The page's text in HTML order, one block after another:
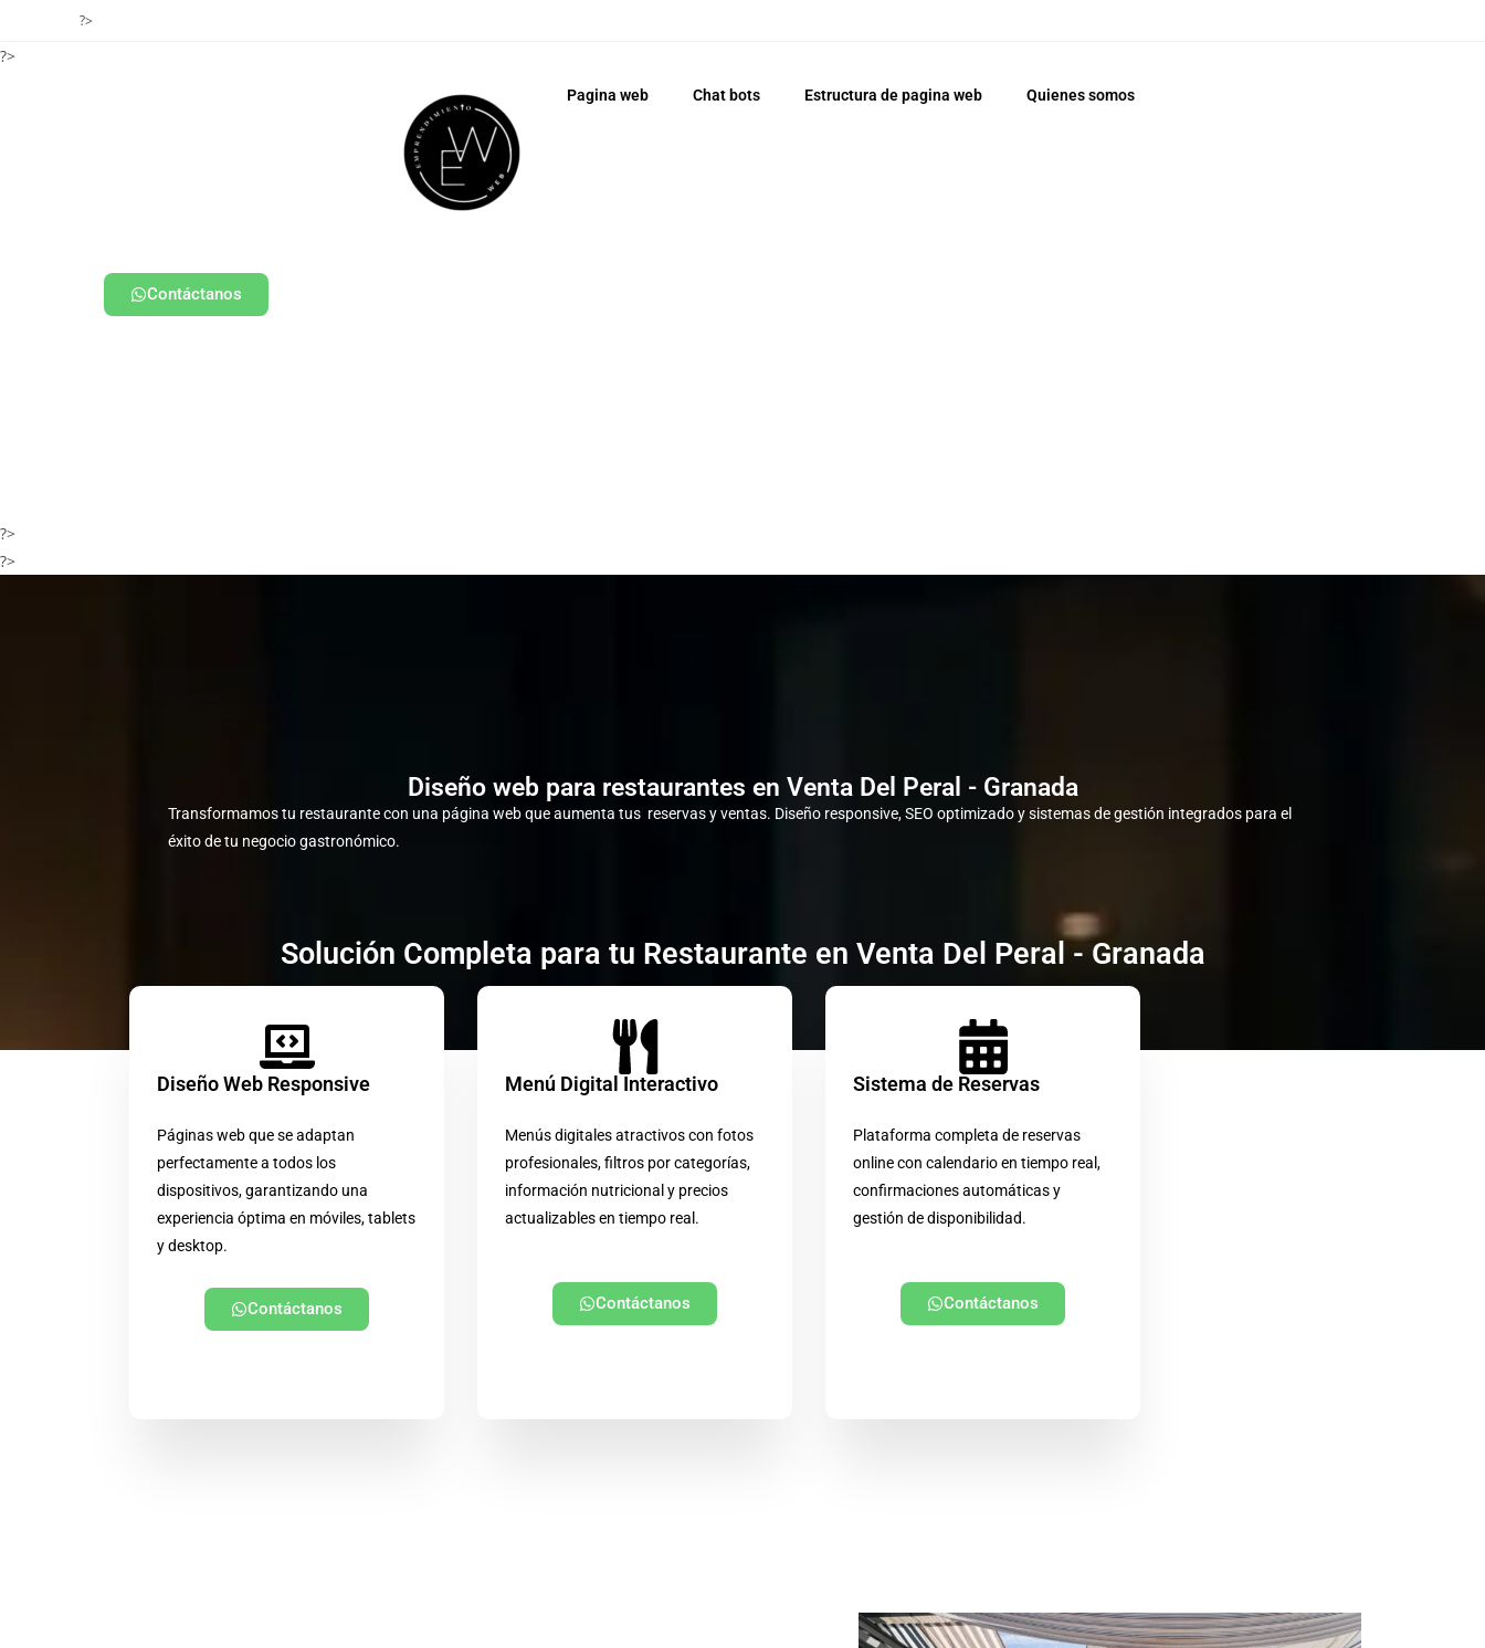
?>
?>
Contáctanos
Pagina web Chat bots Estructura de pagina web Quienes somos
?>
?>
Diseño web para restaurantes en Venta Del Peral - Granada
Transformamos tu restaurante con una página web que aumenta tus reservas y ventas. Diseño responsive, SEO optimizado y sistemas de gestión integrados para el
éxito de tu negocio gastronómico.
Solución Completa para tu Restaurante en Venta Del Peral - Granada
Diseño Web Responsive
Páginas web que se adaptan
perfectamente a todos los
dispositivos, garantizando una
experiencia óptima en móviles, tablets
y desktop.
Contáctanos
Menú Digital Interactivo
Menús digitales atractivos con fotos
profesionales, filtros por categorías,
información nutricional y precios
actualizables en tiempo real.
Contáctanos
Sistema de Reservas
Plataforma completa de reservas
online con calendario en tiempo real,
confirmaciones automáticas y
gestión de disponibilidad.
Contáctanos